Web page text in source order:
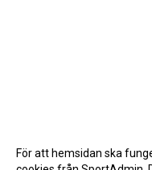
För att hemsidan ska